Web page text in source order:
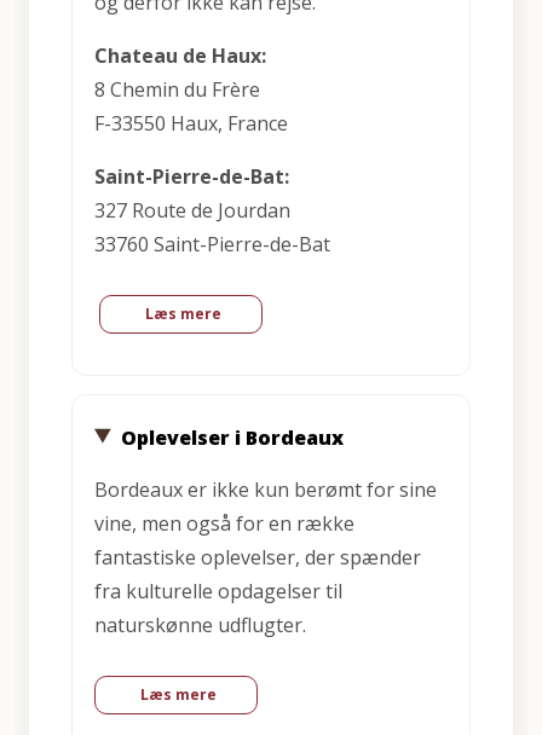
Chateau de Haux:
8 Chemin du Frère
F-33550 Haux, France
Saint-Pierre-de-Bat:
327 Route de Jourdan
33760 Saint-Pierre-de-Bat
Læs mere
Oplevelser i Bordeaux
Bordeaux er ikke kun berømt for sine
vine, men også for en række
fantastiske oplevelser, der spænder
fra kulturelle opdagelser til
naturskønne udflugter.
Læs mere